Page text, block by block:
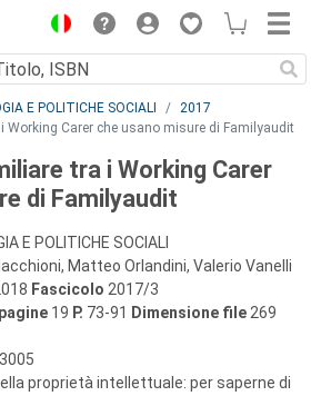
E POLITICHE SOCIALI
2017
i Working Carer che usano misure di Familyaudit
tra i Working Carer
di Familyaudit
E POLITICHE SOCIALI
Matteo Orlandini, Valerio Vanelli
Fascicolo 2017/3
19 P. 73-91 Dimensione file 269
proprietà intellettuale: per saperne di